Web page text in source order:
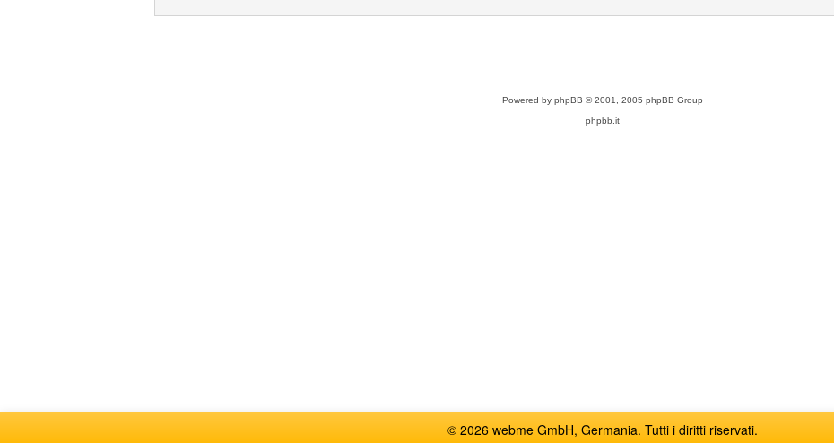
Powered by phpBB © 2001, 2005 phpBB Group
phpbb.it
© 2026 webme GmbH, Germania. Tutti i diritti riservati.